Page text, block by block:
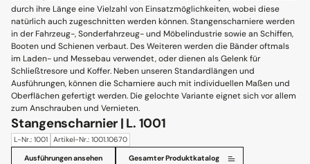
durch ihre Länge eine Vielzahl von Einsatzmöglichkeiten, wobei diese
natürlich auch zugeschnitten werden können. Stangenscharniere werden
in der Fahrzeug-, Sonderfahrzeug- und Möbelindustrie sowie an Schiffen,
Booten und Schienen verbaut. Des Weiteren werden die Bänder oftmals
im Laden- und Messebau verwendet, oder dienen als Gelenk für
Schließtresore und Koffer. Neben unseren Standardlängen und
Ausführungen, können die Scharniere auch mit individuellen Maßen und
Oberflächen gefertigt werden. Die gelochte Variante eignet sich vor allem
zum Anschrauben und Vernieten.
Stangenscharnier | L. 1001
L-Nr.: 1001 Artikel-Nr.: 1001.10670
Ausführungen ansehen Gesamter Produktkatalog